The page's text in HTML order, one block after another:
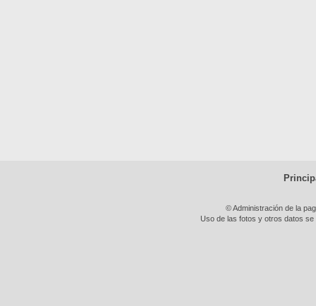
© Administración de la
Uso de las fotos y otros datos